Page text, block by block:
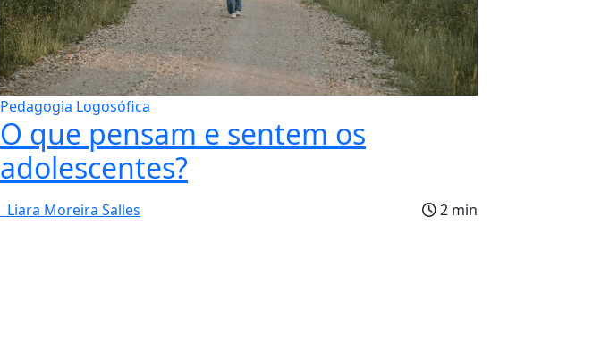
Pedagogia Logosófica
O que pensam e sentem os
adolescentes?
Liara Moreira Salles 2 min